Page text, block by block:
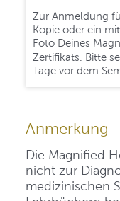
Zur Anmeldung
Kopie oder ein
Foto Deines
Zertifikats. Bitte
Tage vor dem
Anmerkung
Die Magnified
nicht zur
medizinischen